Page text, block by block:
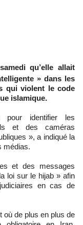
qu’elle allait
» dans les
qui violent le code
islamique.
identifier les
et des caméras
», a indiqué la
médias.
et des messages
loi sur le hijab » afin
en cas de
où de plus en plus de